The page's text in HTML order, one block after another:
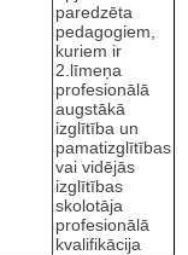
paredzēta
pedagogiem,
kuriem ir
2.līmeņa
profesionālā
augstākā
izglītība un
pamatizglītības
vai vidējās
izglītības
skolotāja
profesionālā
kvalifikācija